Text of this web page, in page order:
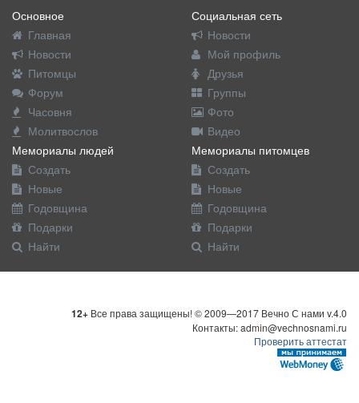
Основное
Главная
Новости
Питомцы
Форум
Часовня
Молитвослов
Социальная сеть
Новости
Мой профиль
Друзья
Группы
Фото
Видео
Мемориалы людей
Создать
Новые
Годовщина
Подарки
Найти
Мемориалы питомцев
Создать
Новые
Годовщина
Подарки
Найти
12+ Все права защищены! © 2009—2017 Вечно С нами v.4.0
Контакты: admin@vechnosnami.ru
Проверить аттестат